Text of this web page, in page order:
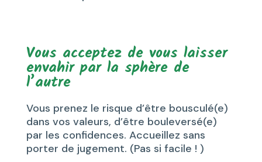
Vous acceptez de vous laisser
envahir par la sphère de
l’autre
Vous prenez le risque d’être bousculé(e)
dans vos valeurs, d’être bouleversé(e)
par les confidences. Accueillez sans
porter de jugement. (Pas si facile ! )